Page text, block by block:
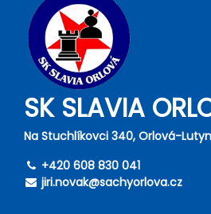
SK SLAVIA
Na Stuchlíkovci 340, Orlová-
+420 608 830 041
jiri.novak@sachyorlova.cz